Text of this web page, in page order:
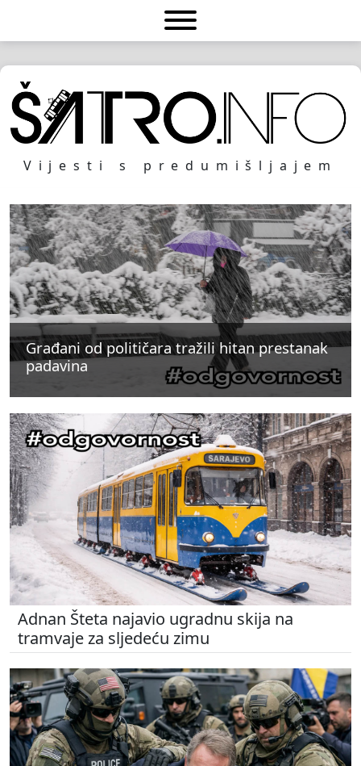
Vijesti s predumišljajem
Građani od političara tražili hitan prestanak
padavina
Građani od političara tražili hitan prestanak
padavina
Građani od političara tražili hitan prestanak
padavina
Adnan Šteta najavio ugradnu skija na
tramvaje za sljedeću zimu